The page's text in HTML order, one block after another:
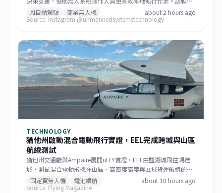
旨在簡化複雜的工作流程，使操作者能提升情境感知、最佳化任
務執行，並以更高的信心管理自主飛行。此舉將加速商用無人機
AI自動駕駛 商業無人機
about 2 hours ago
Source: Instagram @unmannedsystemstechnology
TECHNOLOGY
猶他州啟動混合電動飛行實證，EEL完成跨城與山區
航線測試
猶他州交通廳與Ampaire展開uFLY實證，EEL由鹽湖城飛往錫達
城，測試混合電動飛機在山區、高密度高度與區域貨運航線的表
現。計畫納入FAA電動垂直起降整合先導計畫，未來三年將擴及
26州，並評估貨運、緊急應變、野火處置及客運應用。
固定翼無人機 電池續航
about 10 hours ago
Source: Flying Magazine